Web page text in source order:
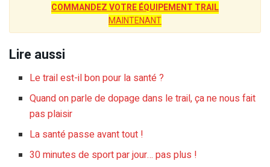
COMMANDEZ VOTRE ÉQUIPEMENT TRAIL
MAINTENANT
Lire aussi
Le trail est-il bon pour la santé ?
Quand on parle de dopage dans le trail, ça ne nous fait
pas plaisir
La santé passe avant tout !
30 minutes de sport par jour… pas plus !